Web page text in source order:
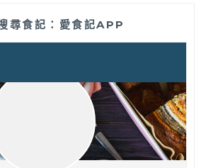
尋食記：愛食記APP